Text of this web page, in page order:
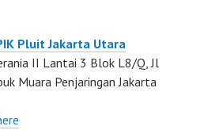
Pluit Jakarta Utara
II Lantai 3 Blok L8/Q, Jl
Muara Penjaringan Jakarta